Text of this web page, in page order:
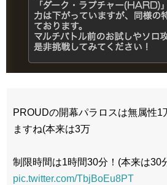
PROUDの開幕パラロスは無属性1
ますね(本来は3万
制限時間は1時間30分！(本来は30
pic.twitter.com/TbjBoEu8PT